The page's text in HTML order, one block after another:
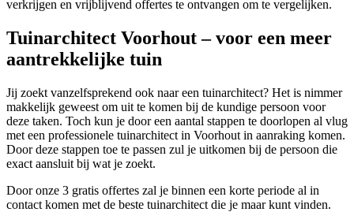
verkrijgen en vrijblijvend offertes te ontvangen om te vergelijken.
Tuinarchitect Voorhout – voor een meer
aantrekkelijke tuin
Jij zoekt vanzelfsprekend ook naar een tuinarchitect? Het is nimmer
makkelijk geweest om uit te komen bij de kundige persoon voor
deze taken. Toch kun je door een aantal stappen te doorlopen al vlug
met een professionele tuinarchitect in Voorhout in aanraking komen.
Door deze stappen toe te passen zul je uitkomen bij de persoon die
exact aansluit bij wat je zoekt.
Door onze 3 gratis offertes zal je binnen een korte periode al in
contact komen met de beste tuinarchitect die je maar kunt vinden.